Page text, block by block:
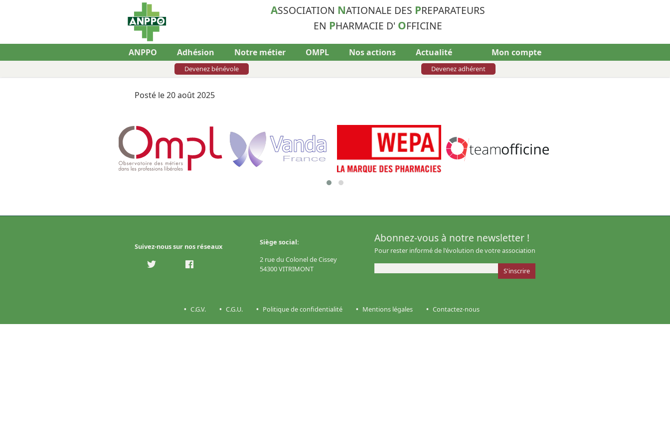
ASSOCIATION NATIONALE DES PREPARATEURS
EN PHARMACIE D' OFFICINE
ANPPO Adhésion Notre métier OMPL Nos actions Actualité Mon compte
Devenez bénévole Devenez adhérent
Posté le 20 août 2025
Suivez-nous sur nos réseaux
Siège social:
2 rue du Colonel de Cissey
54300 VITRIMONT
Abonnez-vous à notre newsletter !
Pour rester informé de l'évolution de votre association
C.G.V. C.G.U. Politique de confidentialité Mentions légales Contactez-nous